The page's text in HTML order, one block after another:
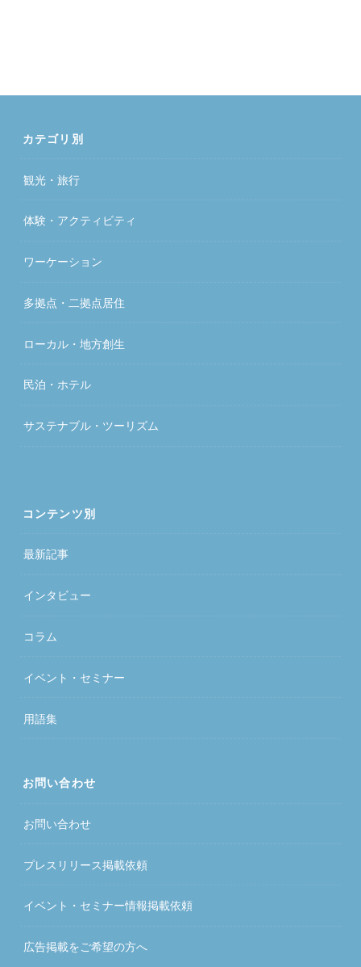
カテゴリ別
観光・旅行
体験・アクティビティ
ワーケーション
多拠点・二拠点居住
ローカル・地方創生
民泊・ホテル
サステナブル・ツーリズム
コンテンツ別
最新記事
インタビュー
コラム
イベント・セミナー
用語集
お問い合わせ
お問い合わせ
プレスリリース掲載依頼
イベント・セミナー情報掲載依頼
広告掲載をご希望の方へ